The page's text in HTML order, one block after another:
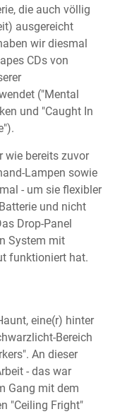
die auch völlig
ausgereicht
wir diesmal
CDs von
("Mental
und "Caught In
wie bereits zuvor
Lampen sowie
- um sie flexibler
und nicht
Drop-Panel
System mit
funktioniert hat.
eine(r) hinter
Bereich
An dieser
- das war
Gang mit dem
"Ceiling Fright"